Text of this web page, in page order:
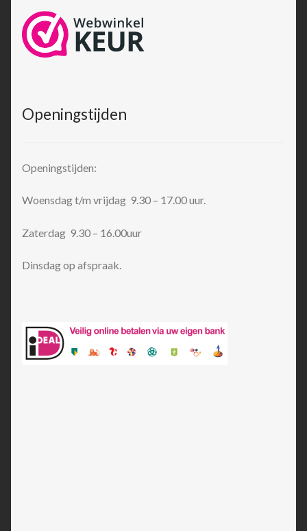
Openingstijden
Openingstijden:
Woensdag t/m vrijdag 9.30 – 17.00 uur.
Zaterdag 9.30 – 16.00uur
Dinsdag op afspraak.